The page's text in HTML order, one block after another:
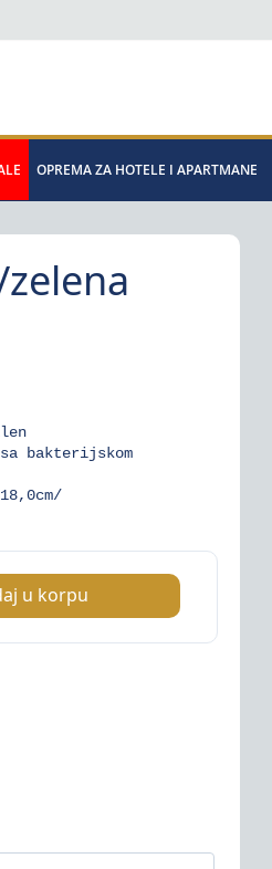
OPREMA ZA HOTELE I APARTMANE
bakterijskom
u korpu